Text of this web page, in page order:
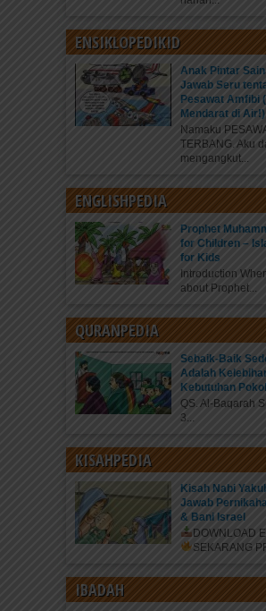
ENSIKLOPEDIKID
Anak Pintar
Jawab Seru
Pesawat Amfibi
Mendarat di Air!)
Namaku
TERBANG. Aku
mengangkut...
ENGLISHPEDIA
Prophet
for Children –
for Kids
Introduction
about Prophet...
QURANPEDIA
Sebaik-Baik
Adalah
Kebutuhan
QS. Al-Baqarah
3...
KISAHPEDIA
Kisah Nabi
Jawab
& Bani Israel
DOWNLOAD
SEKARANG
IBADAH